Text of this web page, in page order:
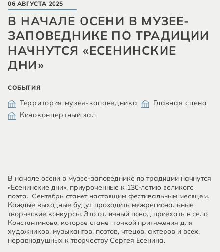
06 АВГУСТА 2025
В НАЧАЛЕ ОСЕНИ В МУЗЕЕ-
ЗАПОВЕДНИКЕ ПО ТРАДИЦИИ
НАЧНУТСЯ «ЕСЕНИНСКИЕ
ДНИ»
СОБЫТИЯ
Территория музея-заповедника
Главная сцена
Киноконцертный зал
В начале осени в музее-заповеднике по традиции начнутся
«Есенинские дни», приуроченные к 130-летию великого
поэта. Сентябрь станет настоящим фестивальным месяцем.
Каждые выходные будут проходить межрегиональные
творческие конкурсы. Это отличный повод приехать в село
Константиново, которое станет точкой притяжения для
художников, музыкантов, поэтов, чтецов, актеров и всех,
неравнодушных к творчеству Сергея Есенина.